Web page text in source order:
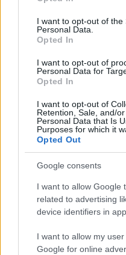
use your data for below
consent section.
I want to opt-out of the
Personal Data.
Opted In
I want to opt-out of
Personal Data for
Opted In
I want to opt-out of
Retention, Sale, and/
Personal Data that Is
Purposes for which it
Opted Out
Google consents
I want to allow Google
related to advertising
device identifiers in
I want to allow my
Google for online
Condividi l'articolo
F
a
ce
b
o
o
k
T
it
te
r
Pi
te
st
p
p
NOTIZIE RECENTI
Gallura
vivo: un